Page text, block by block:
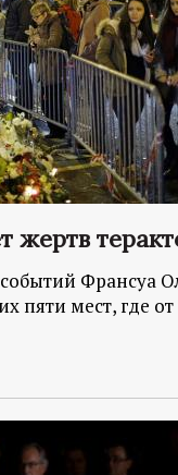
жертв
Франсуа
пяти мест, где